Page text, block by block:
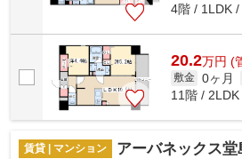
4階 / 1LDK /
20.2万円 (
敷金 0ヶ月
11階 /
賃貸 | マンション アーバネックス堂